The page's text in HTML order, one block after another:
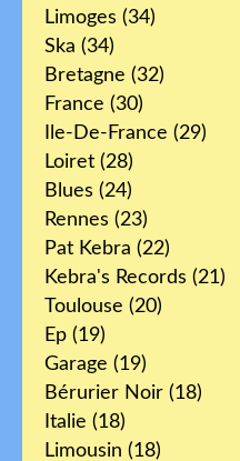
Limoges (34)
Ska (34)
Bretagne (32)
France (30)
Ile-De-France (29)
Loiret (28)
Blues (24)
Rennes (23)
Pat Kebra (22)
Kebra's Records (21)
Toulouse (20)
Ep (19)
Garage (19)
Bérurier Noir (18)
Italie (18)
Limousin (18)